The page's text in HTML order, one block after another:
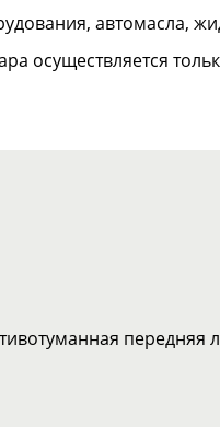
автомасла,
осуществляется
передняя